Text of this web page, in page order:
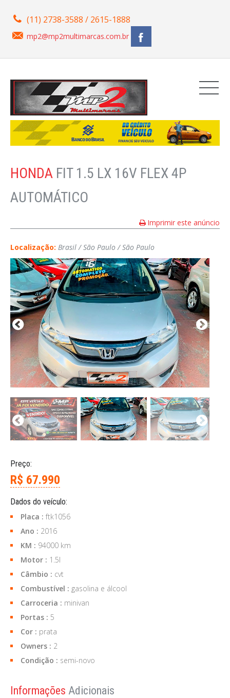
(11) 2738-3588 / 2615-1888
mp2@mp2multimarcas.com.br
HONDA FIT 1.5 LX 16V FLEX 4P
AUTOMÁTICO
Imprimir este anúncio
Localização: Brasil / São Paulo / São Paulo
Preço:
R$ 67.990
Dados do veículo:
Placa : ftk1056
Ano : 2016
KM : 94000 km
Motor : 1.5l
Câmbio : cvt
Combustível : gasolina e álcool
Carroceria : minivan
Portas : 5
Cor : prata
Owners : 2
Condição : semi-novo
Informações Adicionais